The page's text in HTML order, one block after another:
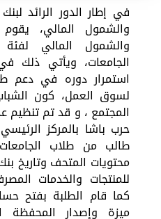
في إطار الدور الرائد
والشمول المالي،
والشمول المالي
الجامعات، ويأتي ذلك
استمرار دوره في دعم
لسوق العمل، كون
طالب من طلاب
محتويات المتحف وتاريخ
للمنتجات والخدمات
كما قام الطلبة بفتح